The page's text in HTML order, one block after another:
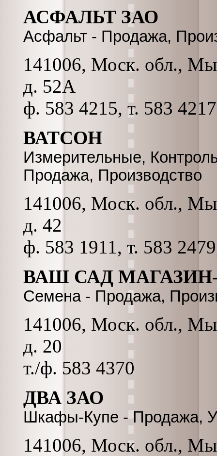
АСФАЛЬТ ЗАО
Асфальт - Продажа,
141006, Моск. обл.,
д. 52А
ф. 583 4215, т. 583 4217
ВАТСОН
Измерительные,
Продажа, Производство
141006, Моск. обл.,
д. 42
ф. 583 1911, т. 583
ВАШ САД
Семена - Продажа,
141006, Моск. обл.,
д. 20
т./ф. 583 4370
ДВА ЗАО
Шкафы-Купе - Продажа,
141006, Моск. обл.,